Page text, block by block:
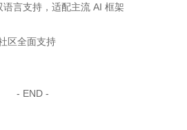
言支持，适配主流 AI 框架
区全面支持
- END -